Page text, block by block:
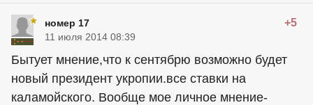
номер 17 +5
11 июля 2014 08:39
Бытует мнение,что к сентябрю возможно будет
новый президент укропии.все ставки на
каламойского. Вообще мое личное мнение-